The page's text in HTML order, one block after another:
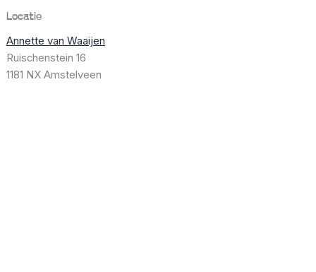
Locatie
Annette van Waaijen
Ruischenstein 16
1181 NX Amstelveen